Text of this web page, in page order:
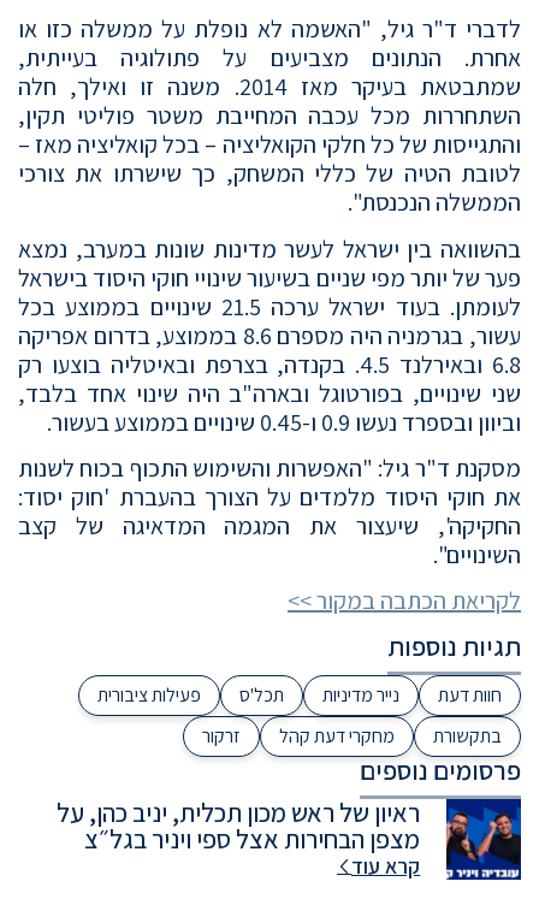
לדברי ד"ר גיל, "האשמה לא נופלת על ממשלה כזו או
אחרת. הנתונים מצביעים על פתולוגיה בעייתית,
שמתבטאת בעיקר מאז 2014. משנה זו ואילך, חלה
השתחררות מכל עכבה המחייבת משטר פוליטי תקין,
והתגייסות של כל חלקי הקואליציה – בכל קואליציה מאז –
לטובת הטיה של כללי המשחק, כך שישרתו את צורכי
הממשלה הנכנסת".
בהשוואה בין ישראל לעשר מדינות שונות במערב, נמצא
פער של יותר מפי שניים בשיעור שינויי חוקי היסוד בישראל
לעומתן. בעוד ישראל ערכה 21.5 שינויים בממוצע בכל
עשור, בגרמניה היה מספרם 8.6 בממוצע, בדרום אפריקה
6.8 ובאירלנד 4.5. בקנדה, בצרפת ובאיטליה בוצעו רק
שני שינויים, בפורטוגל ובארה"ב היה שינוי אחד בלבד,
וביוון ובספרד נעשו 0.9 ו-0.45 שינויים בממוצע בעשור.
מסקנת ד"ר גיל: "האפשרות והשימוש התכוף בכוח לשנות
את חוקי היסוד מלמדים על הצורך בהעברת 'חוק יסוד:
החקיקה', שיעצור את המגמה המדאיגה של קצב
השינויים".
לקריאת הכתבה במקור >>
תגיות נוספות
חוות דעת נייר מדיניות תכל'ס
פעילות ציבורית
בתקשורת
מחקרי דעת קהל זרקור
פרסומים נוספים
ראיון של ראש מכון תכלית, יניב כהן, על
מצפן הבחירות אצל ספי ויניר בגל״צ
קרא עוד